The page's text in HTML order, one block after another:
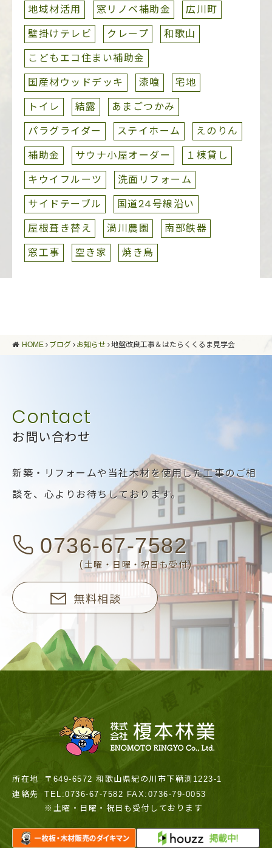
地域材活用
窓リノベ補助金
広川町
壁掛けテレビ
クレープ
和歌山
こどもエコ住まい補助金
国産材ウッドデッキ
漆喰
宅地
トイレ
結露
あまごつかみ
パラグライダー
ステイホーム
えのりん
補助金
サウナ小屋オーダー
１棟貸し
キウイフルーツ
洗面リフォーム
サイドテーブル
国道24号線沿い
屋根葺き替え
渦川農園
南部鉄器
窓工事
空き家 焼き鳥
HOME ブログ お知らせ 地盤改良工事＆はたらくくるま見学会
お問い合わせ
新築・リフォームや当社木材を使用した工事のご相
談を、 心よりお待ちしております。
0736-67-7582
(土曜・日曜・祝日も受付)
無料相談
所在地
〒649-6572 和歌山県紀の川市下鞆渕1223-1
連絡先
TEL:0736-67-7582 FAX:0736-79-0053
※土曜・日曜・祝日も受付しております